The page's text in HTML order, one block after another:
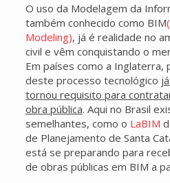
O uso da Modelagem da
também conhecido como BIM(
Modeling), já é realidade no
civil e vêm conquistando o
Em países como a Inglaterra,
deste processo tecnológico
tornou requisito para
obra pública. Aqui no Brasil
semelhantes, como o LaBIM
de Planejamento de Santa
está se preparando para
de obras públicas em BIM a